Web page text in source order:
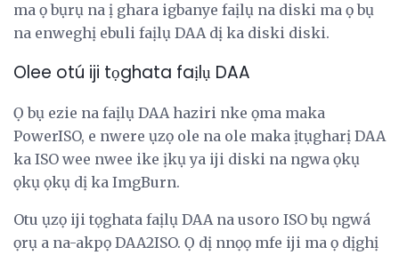
ma ọ bụrụ na ị ghara igbanye faịlụ na diski ma ọ bụ
na enweghị ebuli faịlụ DAA dị ka diski diski.
Olee otú iji tọghata faịlụ DAA
Ọ bụ ezie na faịlụ DAA haziri nke ọma maka
PowerISO, e nwere ụzọ ole na ole maka ịtụgharị DAA
ka ISO wee nwee ike ịkụ ya iji diski na ngwa ọkụ
ọkụ ọkụ dị ka ImgBurn.
Otu ụzọ iji tọghata faịlụ DAA na usoro ISO bụ ngwá
ọrụ a na-akpọ DAA2ISO. Ọ dị nnọọ mfe iji ma ọ dịghị